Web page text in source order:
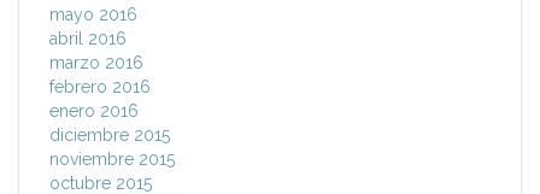
mayo 2016
abril 2016
marzo 2016
febrero 2016
enero 2016
diciembre 2015
noviembre 2015
octubre 2015